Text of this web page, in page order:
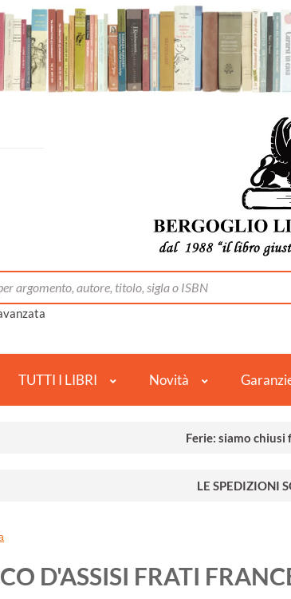
TUTTI I LIBRI Novità
Ferie: siamo
LE SPEDIZIONI
D'ASSISI FRATI